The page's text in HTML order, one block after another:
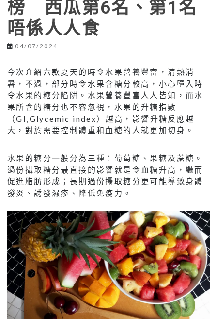
榜 西瓜第6名、第1名
唔係人人食
04/07/2024
今次介紹六款夏天的時令水果營養豐富，清熱消
暑，不過，部分時令水果含糖分較高，小心墮入時
令水果的糖分陷阱。水果營養豐富人人皆知，而水
果所含的糖分也不容忽視，水果的升糖指數
（GI,Glycemic index）越高，影響升糖反應越
大，對於需要控制體重和血糖的人就更加切身。
水果的糖分一般分為三種：葡萄糖、果糖及蔗糖。
過份攝取糖分最直接的影響就是令血糖升高，繼而
促進脂肪形成；長期過份攝取糖分更可能導致身體
發炎、誘發濕疹、降低免疫力。